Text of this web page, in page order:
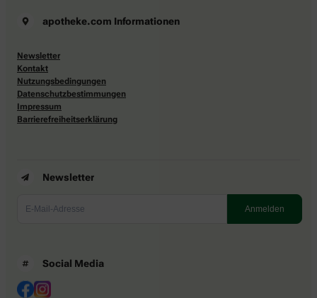
apotheke.com Informationen
Newsletter
Kontakt
Nutzungsbedingungen
Datenschutzbestimmungen
Impressum
Barrierefreiheitserklärung
Newsletter
Social Media